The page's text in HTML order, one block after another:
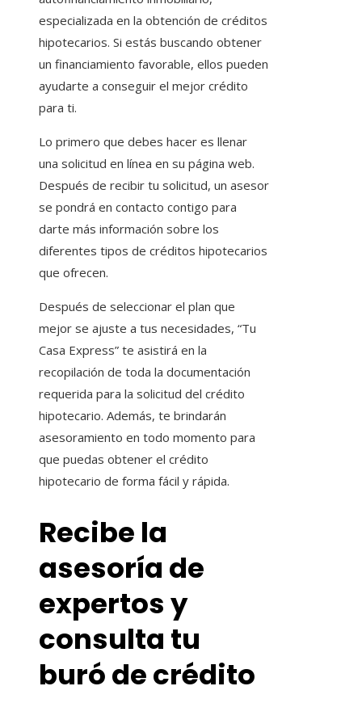
especializada en la obtención de créditos
hipotecarios. Si estás buscando obtener
un financiamiento favorable, ellos pueden
ayudarte a conseguir el mejor crédito
para ti.
Lo primero que debes hacer es llenar
una solicitud en línea en su página web.
Después de recibir tu solicitud, un asesor
se pondrá en contacto contigo para
darte más información sobre los
diferentes tipos de créditos hipotecarios
que ofrecen.
Después de seleccionar el plan que
mejor se ajuste a tus necesidades, “Tu
Casa Express” te asistirá en la
recopilación de toda la documentación
requerida para la solicitud del crédito
hipotecario. Además, te brindarán
asesoramiento en todo momento para
que puedas obtener el crédito
hipotecario de forma fácil y rápida.
Recibe la
asesoría de
expertos y
consulta tu
buró de crédito